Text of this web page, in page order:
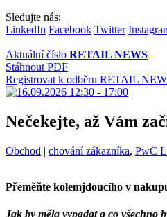
Sledujte nás:
LinkedIn Facebook Twitter
Aktuální číslo RETAIL NEWS
Stáhnout PDF
Registrovat k odběru RETAIL
Nečekejte, až Vám
Kategorie:
Obchod | Štítky:
chování zákazníka, PwC
Přeměňte kolemjdoucího v
Jak by měla vypadat a co všechno